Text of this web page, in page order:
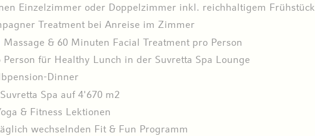
Einzelzimmer oder Doppelzimmer inkl. reichhaltigem Frühstück
Treatment bei Anreise im Zimmer
& 60 Minuten Facial Treatment pro Person
Person für Healthy Lunch in der Suvretta Spa Lounge
Dinner
Spa auf 4'670 m2
& Fitness Lektionen
wechselnden Fit & Fun Programm